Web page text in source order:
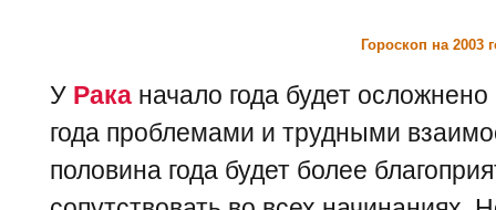
Гороскоп на 2003
У Рака начало года будет
года проблемами и трудными
половина года будет более